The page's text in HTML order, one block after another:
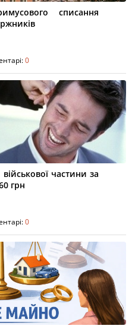
списання
0
частини за
грн
0